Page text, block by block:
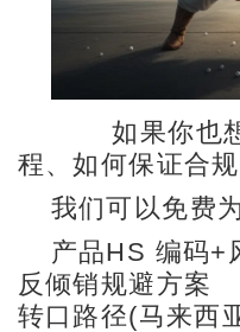
如果你也想
程、如何保证合
我们可以免费
产品HS 编码+
反倾销规避方案
转口路径(马来西